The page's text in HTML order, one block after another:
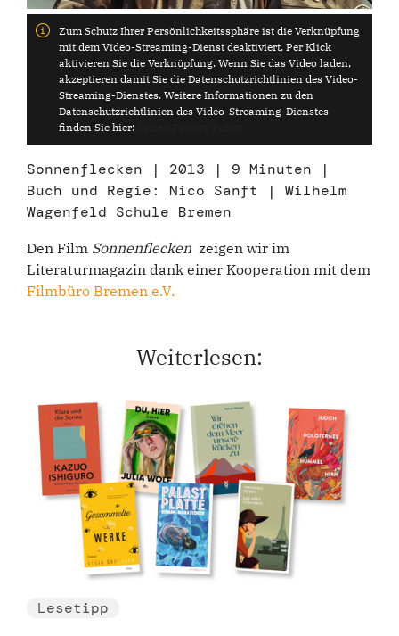
Zum Schutz Ihrer Persönlichkeitssphäre ist die Verknüpfung
mit dem Video-Streaming-Dienst deaktiviert. Per Klick
aktivieren Sie die Verknüpfung. Wenn Sie das Video laden,
akzeptieren damit Sie die Datenschutzrichtlinien des Video-
Streaming-Dienstes. Weitere Informationen zu den
Datenschutzrichtlinien des Video-Streaming-Dienstes
finden Sie hier:
Sonnenflecken | 2013 | 9 Minuten |
Buch und Regie: Nico Sanft | Wilhelm
Wagenfeld Schule Bremen
Den Film Sonnenflecken zeigen wir im
Literaturmagazin dank einer Kooperation mit dem
Filmbüro Bremen e.V.
Weiterlesen:
Lesetipp